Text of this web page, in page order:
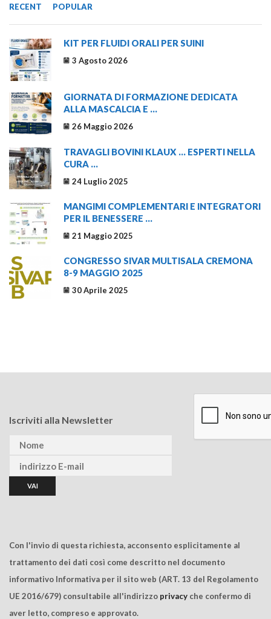
RECENT POPULAR
KIT PER FLUIDI ORALI PER SUINI
3 Agosto 2026
GIORNATA DI FORMAZIONE DEDICATA
ALLA MASCALCIA E ...
26 Maggio 2026
TRAVAGLI BOVINI KLAUX … ESPERTI NELLA
CURA ...
24 Luglio 2025
MANGIMI COMPLEMENTARI E INTEGRATORI
PER IL BENESSERE ...
21 Maggio 2025
CONGRESSO SIVAR MULTISALA CREMONA
8-9 MAGGIO 2025
30 Aprile 2025
Iscriviti alla Newsletter
Con l'invio di questa richiesta, acconsento esplicitamente al
trattamento dei dati così come descritto nel documento
informativo Informativa per il sito web (ART. 13 del Regolamento
UE 2016/679) consultabile all'indirizzo privacy che confermo di
aver letto, compreso e approvato.